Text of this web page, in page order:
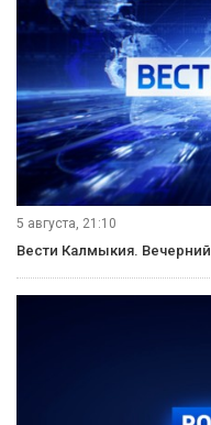
5 августа, 21:10
Вести Калмыкия. Вечерний